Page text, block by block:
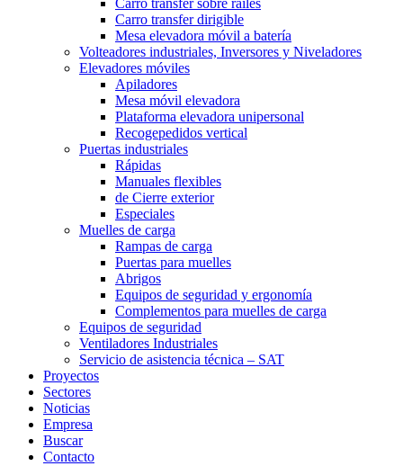
Carro transfer sobre raíles
Carro transfer dirigible
Mesa elevadora móvil a batería
Volteadores industriales, Inversores y Niveladores
Elevadores móviles
Apiladores
Mesa móvil elevadora
Plataforma elevadora unipersonal
Recogepedidos vertical
Puertas industriales
Rápidas
Manuales flexibles
de Cierre exterior
Especiales
Muelles de carga
Rampas de carga
Puertas para muelles
Abrigos
Equipos de seguridad y ergonomía
Complementos para muelles de carga
Equipos de seguridad
Ventiladores Industriales
Servicio de asistencia técnica – SAT
Proyectos
Sectores
Noticias
Empresa
Buscar
Contacto